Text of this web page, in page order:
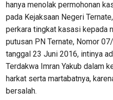
hanya menolak permohonan
pada Kejaksaan Negeri
perkara tingkat kasasi kepada
putusan PN Ternate, Nomor
tanggal 23 Juni 2016, intinya
Terdakwa Imran Yakub dalam
harkat serta martabatnya,
bersalah.